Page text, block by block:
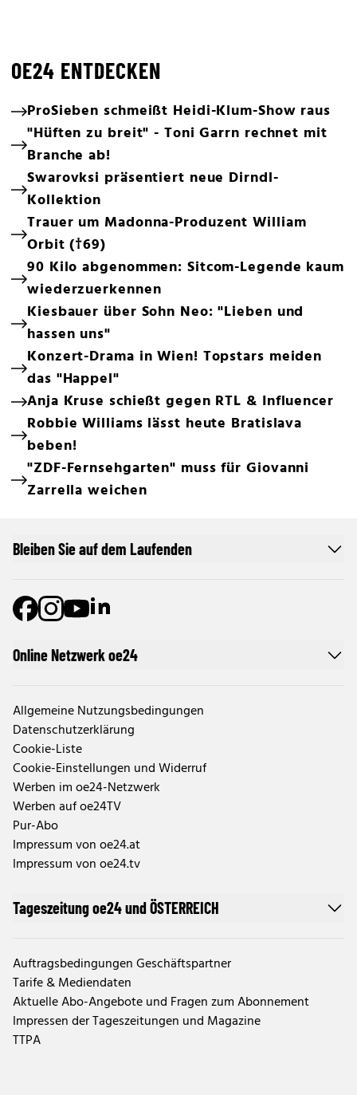
OE24 ENTDECKEN
ProSieben schmeißt Heidi-Klum-Show raus
"Hüften zu breit" - Toni Garrn rechnet mit
Branche ab!
Swarovksi präsentiert neue Dirndl-
Kollektion
Trauer um Madonna-Produzent William
Orbit (†69)
90 Kilo abgenommen: Sitcom-Legende kaum
wiederzuerkennen
Kiesbauer über Sohn Neo: "Lieben und
hassen uns"
Konzert-Drama in Wien! Topstars meiden
das "Happel"
Anja Kruse schießt gegen RTL & Influencer
Robbie Williams lässt heute Bratislava
beben!
"ZDF-Fernsehgarten" muss für Giovanni
Zarrella weichen
Online Netzwerk oe24
Allgemeine Nutzungsbedingungen
Datenschutzerklärung
Cookie-Liste
Cookie-Einstellungen und Widerruf
Werben im oe24-Netzwerk
Werben auf oe24TV
Pur-Abo
Impressum von oe24.at
Impressum von oe24.tv
Tageszeitung oe24 und ÖSTERREICH
Auftragsbedingungen Geschäftspartner
Tarife & Mediendaten
Aktuelle Abo-Angebote und Fragen zum Abonnement
Impressen der Tageszeitungen und Magazine
TTPA
Bleiben Sie auf dem Laufenden